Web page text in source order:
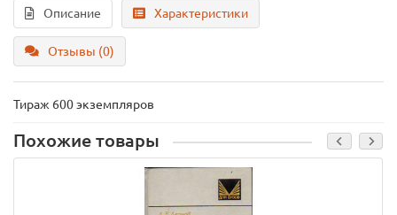
Описание Характеристики
Отзывы (0)
Тираж 600 экземпляров
Похожие товары